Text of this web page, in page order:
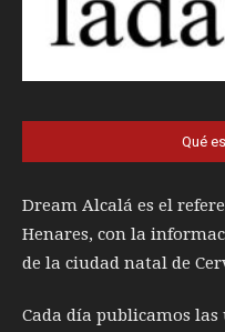
Qué
Dream Alcalá es el
Henares, con la
de la ciudad natal de
Cada día publicamos